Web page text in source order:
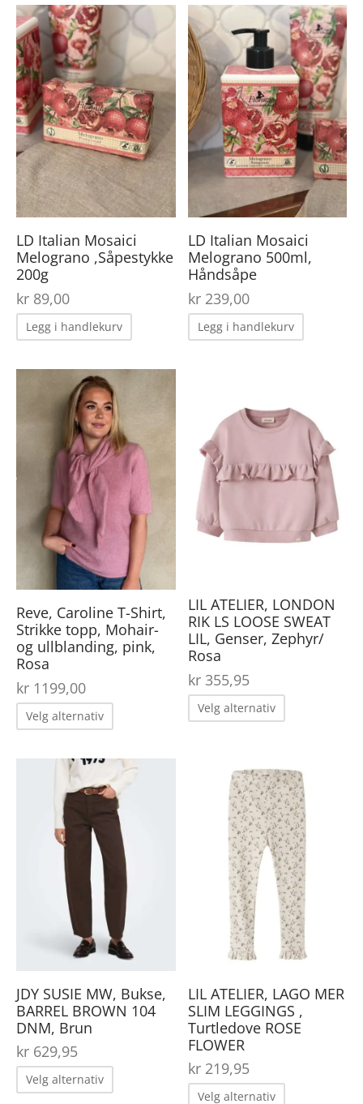
LD Italian Mosaici
Melograno ,Såpestykke
200g
kr 89,00
Legg i handlekurv
LD Italian Mosaici
Melograno 500ml,
Håndsåpe
kr239,00
Legg i handlekurv
produktet
varianter.
Alternativene
på
produktsiden
Reve, Caroline T-Shirt,
Strikke topp, Mohair-
og ullblanding, pink,
Rosa
kr 1199,00
Velg alternativ Dette
produktet
har
flere
varianter.
Alternativene
kan
velges
på
produktsiden
LIL ATELIER, LONDON
RIK LS LOOSE SWEAT
LIL, Genser, Zephyr/
Rosa
kr355,95
Velg alternativ
Dette
produktet
flere
varianter.
kan
velges
på
produktet
varianter.
Alternativene
produktsiden
JDY SUSIE MW, Bukse,
BARREL BROWN 104
DNM, Brun
kr 629,95
Velg alternativ
produktet
LIL ATELIER, LAGO MER
SLIM LEGGINGS ,
Turtledove ROSE
FLOWER
kr219,95
Velg alternativ